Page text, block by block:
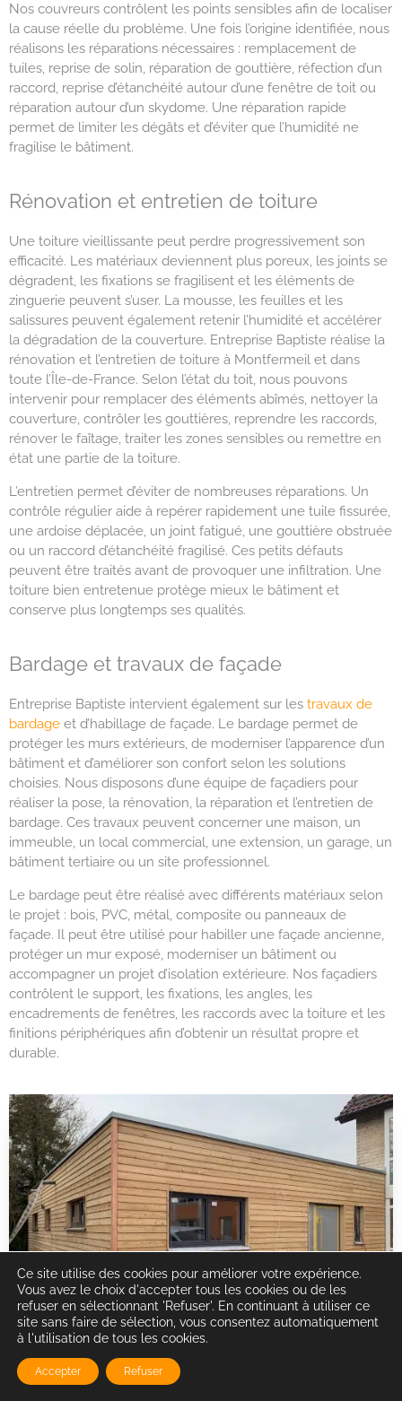
Nos couvreurs contrôlent les points sensibles afin de localiser
la cause réelle du problème. Une fois l’origine identifiée, nous
réalisons les réparations nécessaires : remplacement de
tuiles, reprise de solin, réparation de gouttière, réfection d’un
raccord, reprise d’étanchéité autour d’une fenêtre de toit ou
réparation autour d’un skydome. Une réparation rapide
permet de limiter les dégâts et d’éviter que l’humidité ne
fragilise le bâtiment.
Rénovation et entretien de toiture
Une toiture vieillissante peut perdre progressivement son
efficacité. Les matériaux deviennent plus poreux, les joints se
dégradent, les fixations se fragilisent et les éléments de
zinguerie peuvent s’user. La mousse, les feuilles et les
salissures peuvent également retenir l’humidité et accélérer
la dégradation de la couverture. Entreprise Baptiste réalise la
rénovation et l’entretien de toiture à Montfermeil et dans
toute l’Île-de-France. Selon l’état du toit, nous pouvons
intervenir pour remplacer des éléments abîmés, nettoyer la
couverture, contrôler les gouttières, reprendre les raccords,
rénover le faîtage, traiter les zones sensibles ou remettre en
état une partie de la toiture.
L’entretien permet d’éviter de nombreuses réparations. Un
contrôle régulier aide à repérer rapidement une tuile fissurée,
une ardoise déplacée, un joint fatigué, une gouttière obstruée
ou un raccord d’étanchéité fragilisé. Ces petits défauts
peuvent être traités avant de provoquer une infiltration. Une
toiture bien entretenue protège mieux le bâtiment et
conserve plus longtemps ses qualités.
Bardage et travaux de façade
Entreprise Baptiste intervient également sur les travaux de
bardage et d’habillage de façade. Le bardage permet de
protéger les murs extérieurs, de moderniser l’apparence d’un
bâtiment et d’améliorer son confort selon les solutions
choisies. Nous disposons d’une équipe de façadiers pour
réaliser la pose, la rénovation, la réparation et l’entretien de
bardage. Ces travaux peuvent concerner une maison, un
immeuble, un local commercial, une extension, un garage, un
bâtiment tertiaire ou un site professionnel.
Le bardage peut être réalisé avec différents matériaux selon
le projet : bois, PVC, métal, composite ou panneaux de
façade. Il peut être utilisé pour habiller une façade ancienne,
protéger un mur exposé, moderniser un bâtiment ou
accompagner un projet d’isolation extérieure. Nos façadiers
contrôlent le support, les fixations, les angles, les
encadrements de fenêtres, les raccords avec la toiture et les
finitions périphériques afin d’obtenir un résultat propre et
durable.
Intervention pour particuliers et
Ce site utilise des cookies pour améliorer votre expérience.
Vous avez le choix d'accepter tous les cookies ou de les
refuser en sélectionnant 'Refuser'. En continuant à utiliser ce
site sans faire de sélection, vous consentez automatiquement
à l'utilisation de tous les cookies.
Accepter Refuser